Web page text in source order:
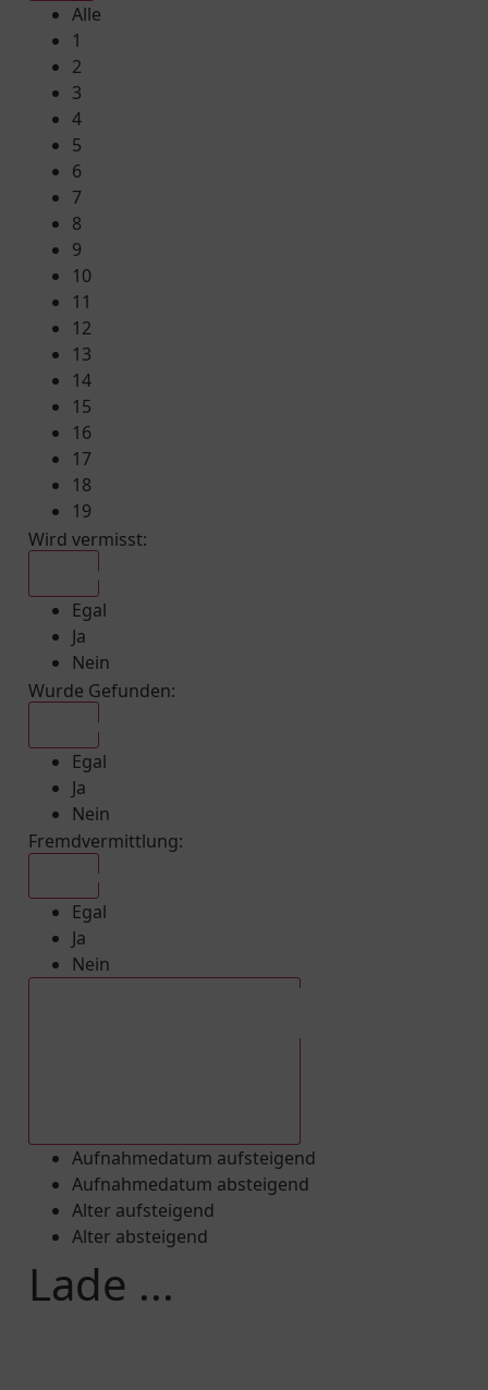
Alle
1
2
3
4
5
6
7
8
9
10
11
12
13
14
15
16
17
18
19
Wird vermisst:
Egal
Ja
Nein
Wurde Gefunden:
Egal
Ja
Nein
Fremdvermittlung:
Egal
Ja
Nein
Aufnahmedatum aufsteigend
Aufnahmedatum absteigend
Alter aufsteigend
Alter absteigend
Lade ...